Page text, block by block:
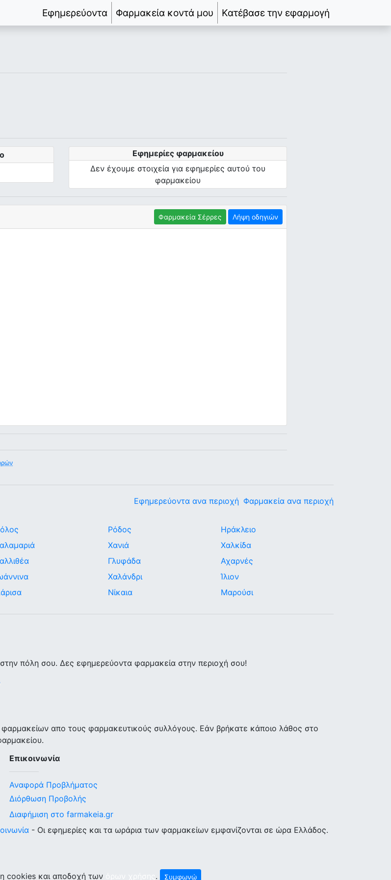
Εφημερεύοντα Φαρμακεία κοντά μου Κατέβασε την εφαρμογή
Εφημερίες φαρμακείου
Δεν έχουμε στοιχεία για εφημερίες αυτού του
φαρμακείου
Φαρμακεία Σέρρες Λήψη οδηγιών
Φαρμακεία ανα περιοχή
Εφημερεύοντα ανα περιοχή
Ρόδος
Χανιά
Γλυφάδα
Χαλάνδρι
Νίκαια
Ηράκλειο
Χαλκίδα
Αχαρνές
Ίλιον
Μαρούσι
πόλη σου. Δες εφημερεύοντα φαρμακεία στην περιοχή σου!
φαρμακείων απο τους φαρμακευτικούς συλλόγους. Εάν βρήκατε κάποιο λάθος στο
Επικοινωνία
Αναφορά Προβλήματος
Διόρθωση Προβολής
Διαφήμιση στο farmakeia.gr
- Οι εφημερίες και τα ωράρια των φαρμακείων εμφανίζονται σε ώρα Ελλάδος.
cookies και αποδοχή των . Συμφωνώ